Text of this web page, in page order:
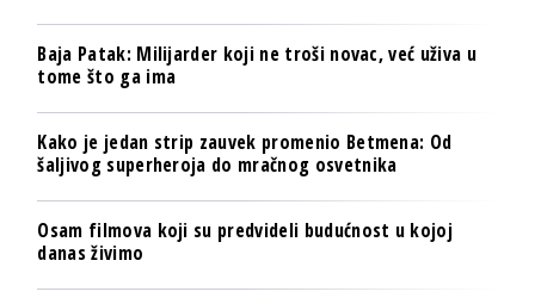
Baja Patak: Milijarder koji ne troši novac, već uživa u
tome što ga ima
Kako je jedan strip zauvek promenio Betmena: Od
šaljivog superheroja do mračnog osvetnika
Osam filmova koji su predvideli budućnost u kojoj
danas živimo